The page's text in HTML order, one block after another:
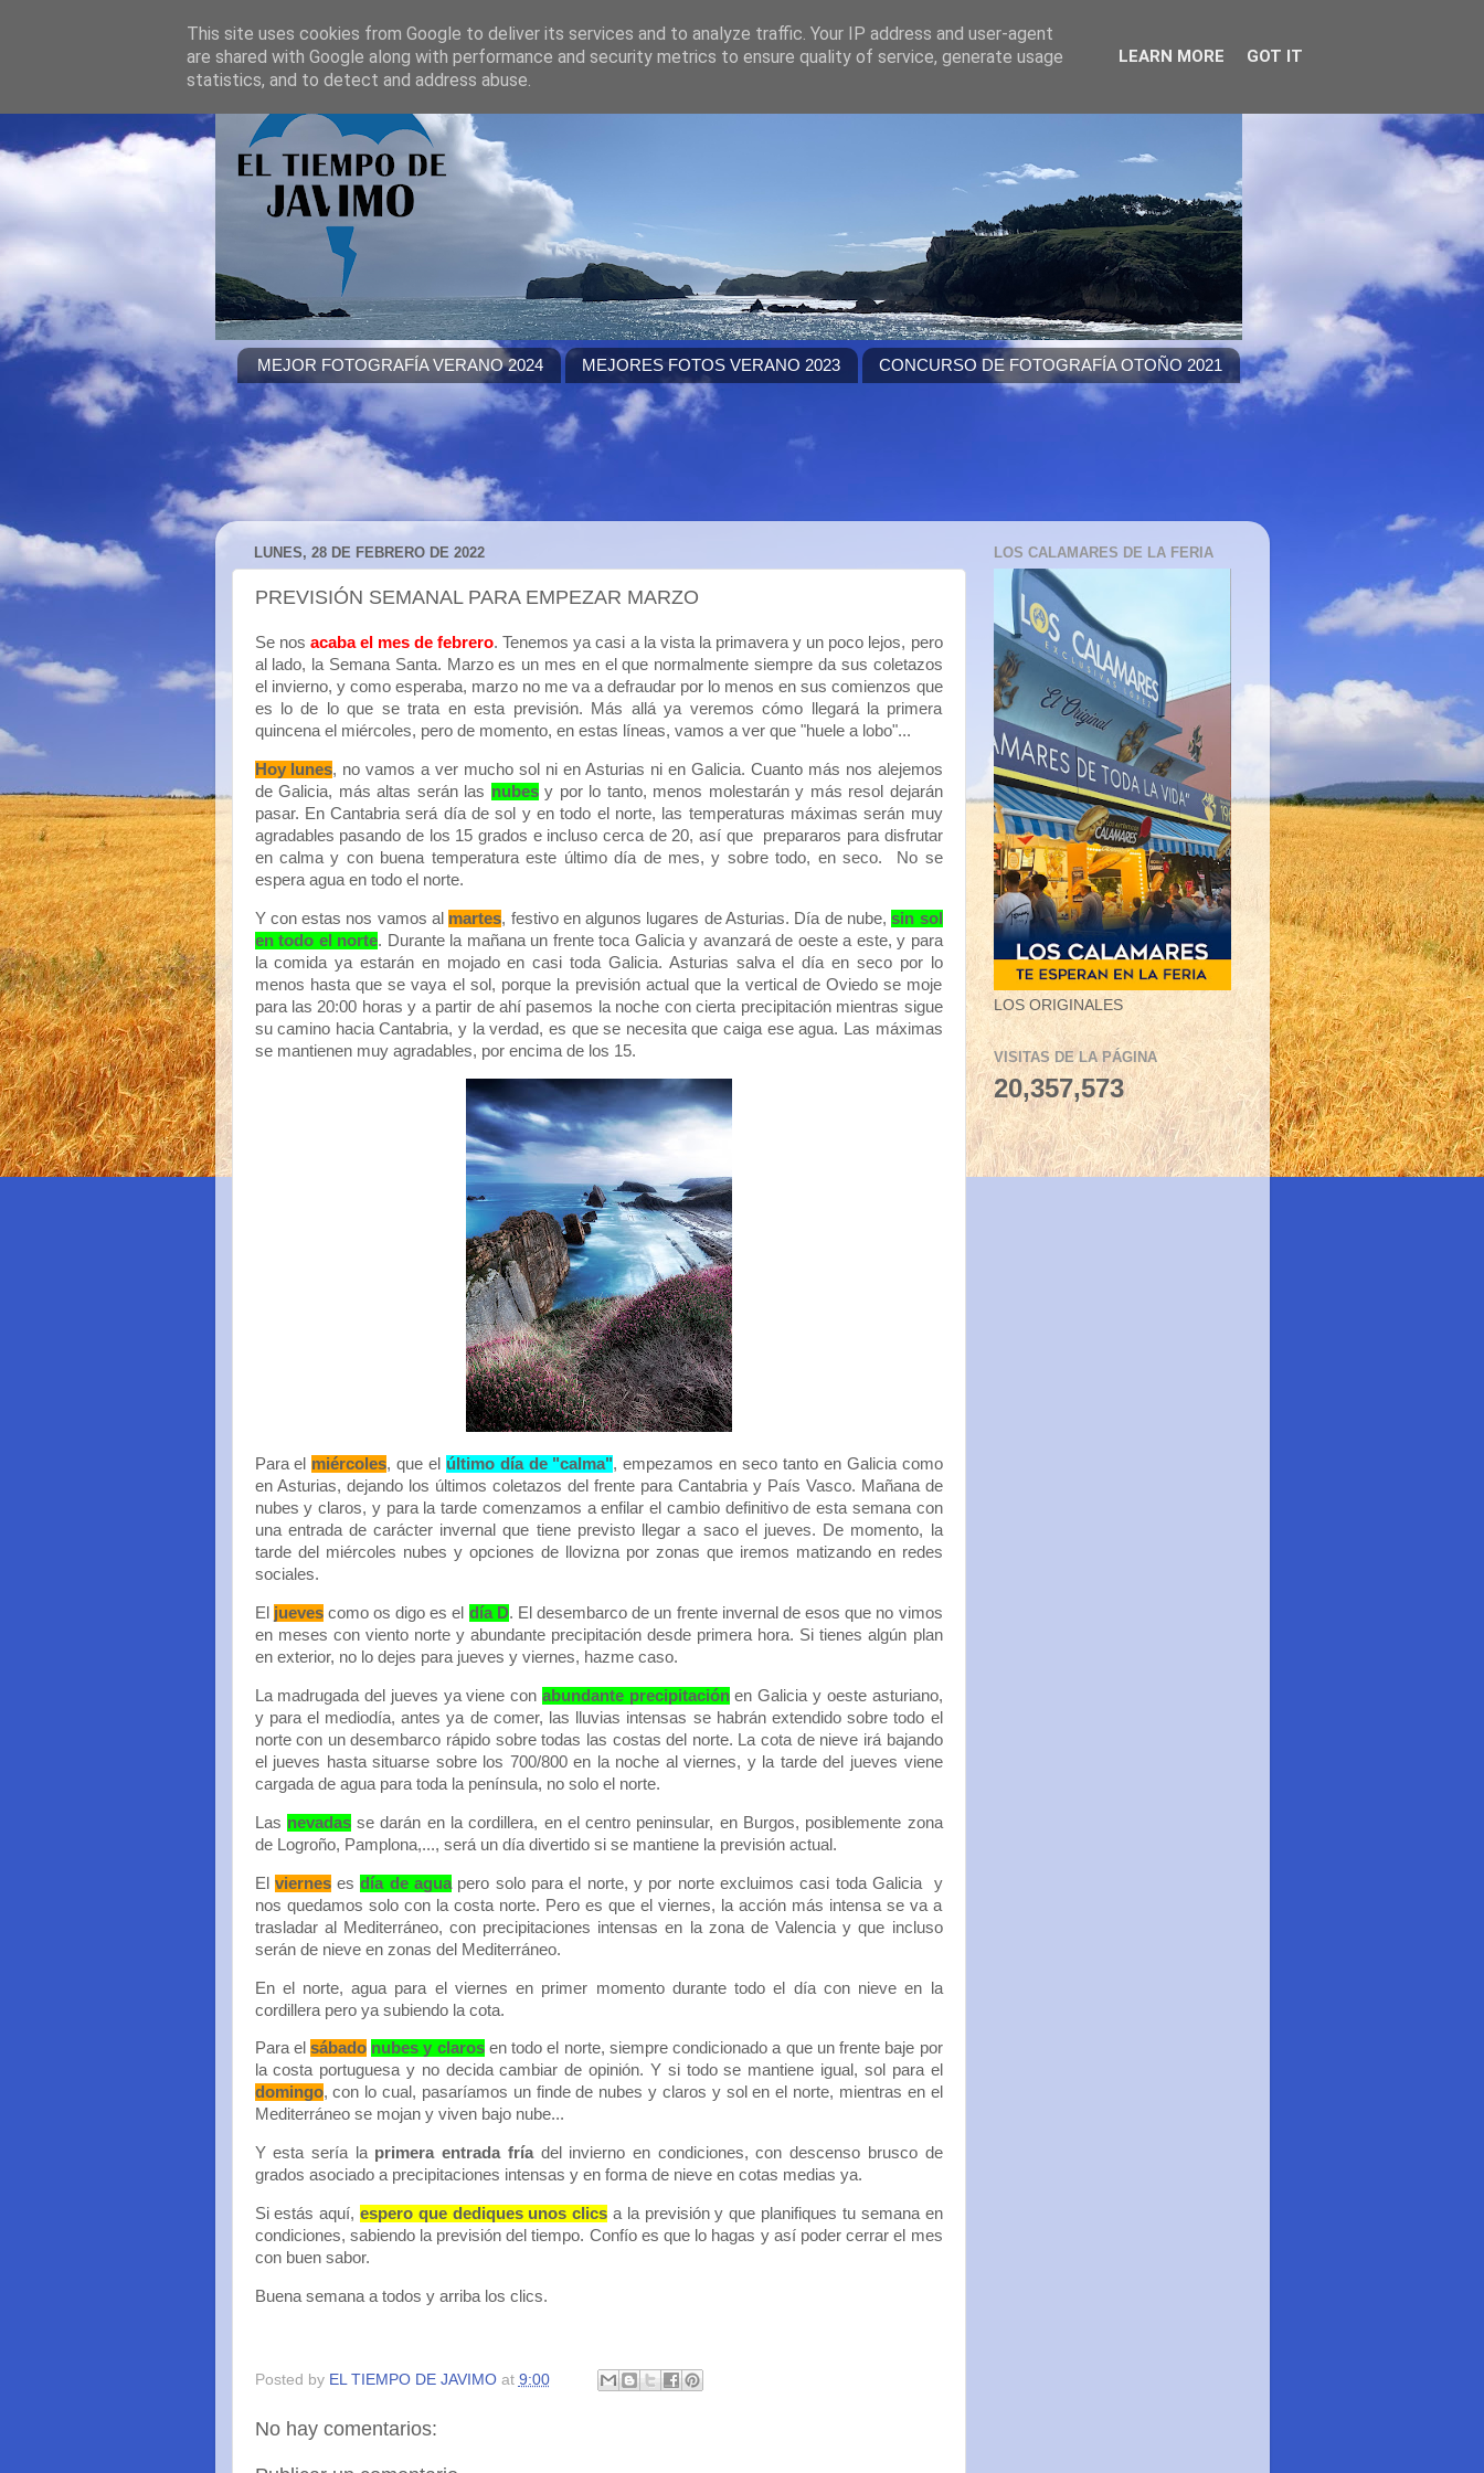
MEJOR FOTOGRAFÍA VERANO 2024 MEJORES FOTOS VERANO 2023 CONCURSO DE FOTOGRAFÍA OTOÑO 2021
LUNES, 28 DE FEBRERO DE 2022
PREVISIÓN SEMANAL PARA EMPEZAR MARZO
Se nos acaba el mes de febrero. Tenemos ya casi a la vista la primavera y un poco lejos, pero
al lado, la Semana Santa. Marzo es un mes en el que normalmente siempre da sus coletazos
el invierno, y como esperaba, marzo no me va a defraudar por lo menos en sus comienzos que
es lo de lo que se trata en esta previsión. Más allá ya veremos cómo llegará la primera
quincena el miércoles, pero de momento, en estas líneas, vamos a ver que "huele a lobo"...
Hoy lunes, no vamos a ver mucho sol ni en Asturias ni en Galicia. Cuanto más nos alejemos
de Galicia, más altas serán las nubesy por lo tanto, menos molestarán y más resol dejarán
pasar. En Cantabria será día de sol y en todo el norte, las temperaturas máximas serán muy
agradables pasando de los 15 grados e incluso cerca de 20, así que prepararos para disfrutar
en calma y con buena temperatura este último día de mes, y sobre todo, en seco. No se
espera agua en todo el norte.
Y con estas nos vamos al martes, festivo en algunos lugares de Asturias. Día de nube,sin sol
en todo el norte. Durante la mañana un frente toca Galicia y avanzará de oeste a este, y para
la comida ya estarán en mojado en casi toda Galicia. Asturias salva el día en seco por lo
menos hasta que se vaya el sol, porque la previsión actual que la vertical de Oviedo se moje
para las 20:00 horas y a partir de ahí pasemos la noche con cierta precipitación mientras sigue
su camino hacia Cantabria, y la verdad, es que se necesita que caiga ese agua. Las máximas
se mantienen muy agradables, por encima de los 15.
Para el miércoles, que el último día de "calma", empezamos en seco tanto en Galicia como
en Asturias, dejando los últimos coletazos del frente para Cantabria y País Vasco. Mañana de
nubes y claros, y para la tarde comenzamos a enfilar el cambio definitivo de esta semana con
una entrada de carácter invernal que tiene previsto llegar a saco el jueves. De momento, la
tarde del miércoles nubes y opciones de llovizna por zonas que iremos matizando en redes
sociales.
El juevescomo os digo es el día D. El desembarco de un frente invernal de esos que no vimos
en meses con viento norte y abundante precipitación desde primera hora. Si tienes algún plan
en exterior, no lo dejes para jueves y viernes, hazme caso.
La madrugada del jueves ya viene con abundante precipitaciónen Galicia y oeste asturiano,
y para el mediodía, antes ya de comer, las lluvias intensas se habrán extendido sobre todo el
norte con un desembarco rápido sobre todas las costas del norte. La cota de nieve irá bajando
el jueves hasta situarse sobre los 700/800 en la noche al viernes, y la tarde del jueves viene
cargada de agua para toda la península, no solo el norte.
Las nevadasse darán en la cordillera, en el centro peninsular, en Burgos, posiblemente zona
de Logroño, Pamplona,..., será un día divertido si se mantiene la previsión actual.
El viernesesdía de agua pero solo para el norte, y por norte excluimos casi toda Galicia y
nos quedamos solo con la costa norte. Pero es que el viernes, la acción más intensa se va a
trasladar al Mediterráneo, con precipitaciones intensas en la zona de Valencia y que incluso
serán de nieve en zonas del Mediterráneo.
En el norte, agua para el viernes en primer momento durante todo el día con nieve en la
cordillera pero ya subiendo la cota.
Para el sábado nubes y clarosen todo el norte, siempre condicionado a que un frente baje por
la costa portuguesa y no decida cambiar de opinión. Y si todo se mantiene igual, sol para el
domingo, con lo cual, pasaríamos un finde de nubes y claros y sol en el norte, mientras en el
Mediterráneo se mojan y viven bajo nube...
Y esta sería la primera entrada fríadel invierno en condiciones, con descenso brusco de
grados asociado a precipitaciones intensas y en forma de nieve en cotas medias ya.
Si estás aquí, espero que dediques unos clics a la previsión y que planifiques tu semana en
condiciones, sabiendo la previsión del tiempo. Confío es que lo hagas y así poder cerrar el mes
con buen sabor.
Buena semana a todos y arriba los clics.
Posted by EL TIEMPO DE JAVIMO at 9:00
No hay comentarios:
LOS CALAMARES DE LA FERIA
LOS ORIGINALES
VISITAS DE LA PÁGINA
20,357,573
This site uses cookies from Google to deliver its services and to analyze traffic. Your IP address and user-agent
are shared with Google along with performance and security metrics to ensure quality of service, generate usage
statistics, and to detect and address abuse.
LEARN MORE GOT IT